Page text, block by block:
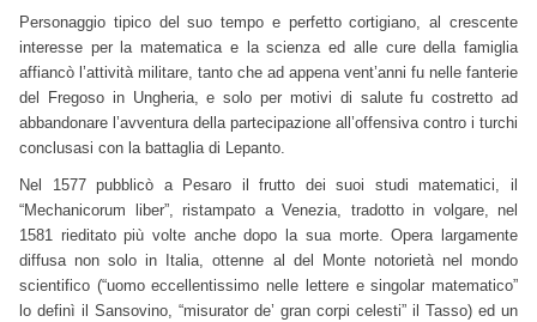
Personaggio tipico del suo tempo e perfetto cortigiano, al crescente
interesse per la matematica e la scienza ed alle cure della famiglia
affiancò l’attività militare, tanto che ad appena vent’anni fu nelle fanterie
del Fregoso in Ungheria, e solo per motivi di salute fu costretto ad
abbandonare l’avventura della partecipazione all’offensiva contro i turchi
conclusasi con la battaglia di Lepanto.
Nel 1577 pubblicò a Pesaro il frutto dei suoi studi matematici, il
“Mechanicorum liber”, ristampato a Venezia, tradotto in volgare, nel
1581 rieditato più volte anche dopo la sua morte. Opera largamente
diffusa non solo in Italia, ottenne al del Monte notorietà nel mondo
scientifico (“uomo eccellentissimo nelle lettere e singolar matematico”
lo definì il Sansovino, “misurator de’ gran corpi celesti” il Tasso) ed un